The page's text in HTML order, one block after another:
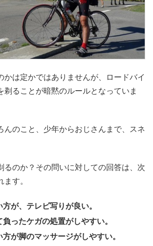
かは定かではありませんが、ロードバイ
剃ることが暗黙のルールとなっていま
んのこと、少年からおじさんまで、スネ
るのか？その問いに対しての回答は、次
す。
が、テレビ写りが良い。
ったケガの処置がしやすい。
方が脚のマッサージがしやすい。